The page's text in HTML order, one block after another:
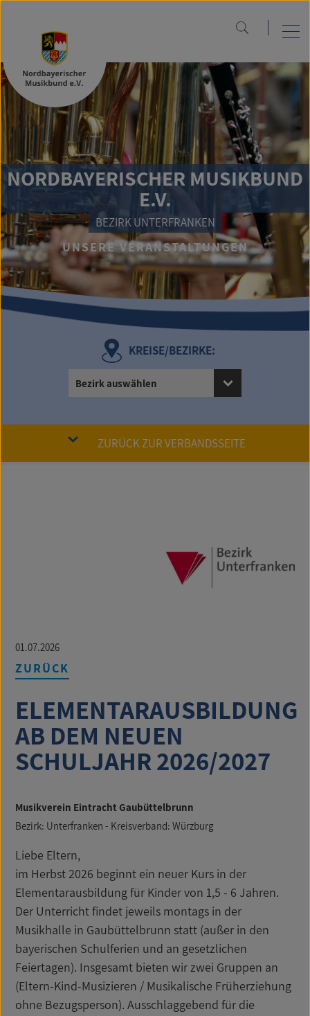
NORDBAYERISCHER MUSIKBUND
E.V.
BEZIRK UNTERFRANKEN
UNSERE VERANSTALTUNGEN
KREISE/BEZIRKE:
Bezirk auswählen
ZURÜCK ZUR VERBANDSSEITE
01.07.2026
ZURÜCK
ELEMENTARAUSBILDUNG
AB DEM NEUEN
SCHULJAHR 2026/2027
Musikverein Eintracht Gaubüttelbrunn
Bezirk: Unterfranken - Kreisverband: Würzburg
Liebe Eltern,
im Herbst 2026 beginnt ein neuer Kurs in der
Elementarausbildung für Kinder von 1,5 - 6 Jahren.
Der Unterricht findet jeweils montags in der
Musikhalle in Gaubüttelbrunn statt (außer in den
bayerischen Schulferien und an gesetzlichen
Feiertagen). Insgesamt bieten wir zwei Gruppen an
(Eltern-Kind-Musizieren / Musikalische Früherziehung
ohne Bezugsperson). Ausschlaggebend für die